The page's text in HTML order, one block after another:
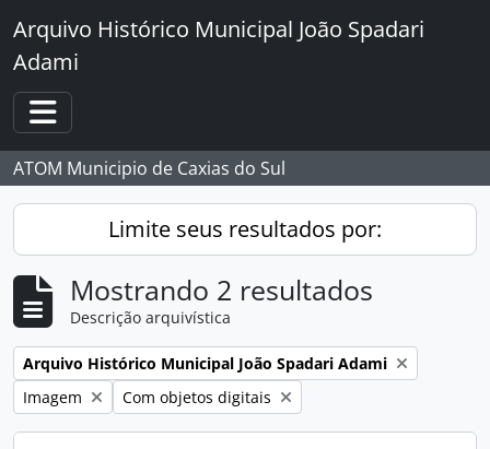
Skip to main content
Arquivo Histórico Municipal João Spadari
Adami
Toggle navigation
ATOM Municipio de Caxias do Sul
Limite seus resultados por:
Mostrando 2 resultados
Descrição arquivística
Remover filtro:
Arquivo Histórico Municipal João Spadari Adami
Remover filtro:
Imagem Remover filtro:
Com objetos digitais